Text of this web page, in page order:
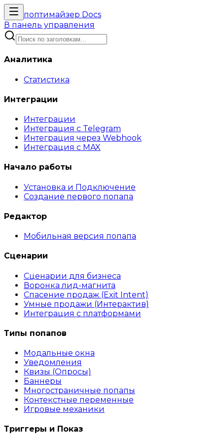
поптимайзер Docs
В панель управления
Аналитика
Статистика
Интеграции
Интеграции
Интеграция с Telegram
Интеграция через Webhook
Интеграция с MAX
Начало работы
Установка и Подключение
Создание первого попапа
Редактор
Мобильная версия попапа
Сценарии
Сценарии для бизнеса
Воронка лид-магнита
Спасение продаж (Exit Intent)
Умные продажи (Интерактив)
Интеграция с платформами
Типы попапов
Модальные окна
Уведомления
Квизы (Опросы)
Баннеры
Многостраничные попапы
Контекстные переменные
Игровые механики
Триггеры и Показ